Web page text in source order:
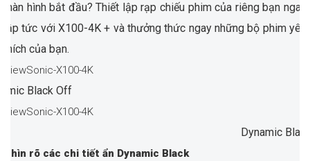
màn hình bắt đầu? Thiết lập rạp chiếu phim của riêng bạn ngay
lập tức với X100-4K + và thưởng thức ngay những bộ phim yêu
thích của bạn.
Black Off
Dynamic
Nhìn rõ các chi tiết ẩn Dynamic Black